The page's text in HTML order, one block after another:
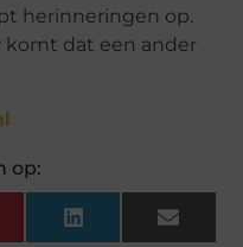
herinneringen op.
komt dat een ander
op:
LinkedIn Email